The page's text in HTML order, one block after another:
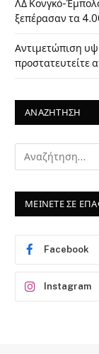
ΛΔ Κονγκό-
ξεπέρασαν τα
Αντιμετώπιση
προστατευτείτε
ΑΝΑΖΗΤΗΣΗ
ΜΕΙΝΕΤΕ ΣΕ
Facebook
Instagram